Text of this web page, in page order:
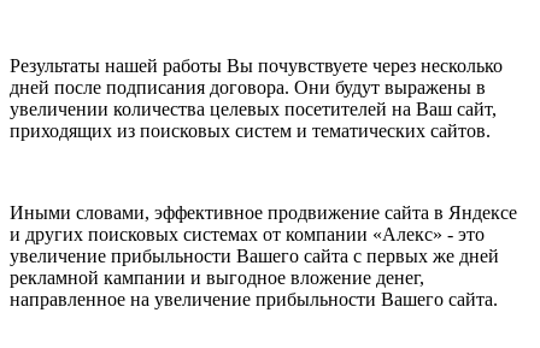
Результаты нашей работы Вы почувствуете через несколько
дней после подписания договора. Они будут выражены в
увеличении количества целевых посетителей на Ваш сайт,
приходящих из поисковых систем и тематических сайтов.
Иными словами, эффективное продвижение сайта в Яндексе
и других поисковых системах от компании «Алекс» - это
увеличение прибыльности Вашего сайта с первых же дней
рекламной кампании и выгодное вложение денег,
направленное на увеличение прибыльности Вашего сайта.